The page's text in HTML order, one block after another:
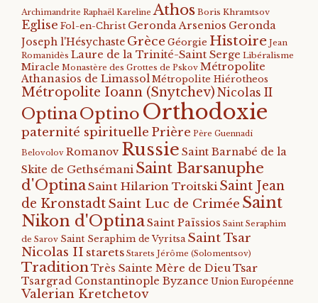
Archimandrite Raphaël Kareline Athos Boris Khramtsov
Eglise Fol-en-Christ Geronda Arsenios Geronda
Joseph l'Hésychaste Grèce Géorgie Histoire Jean
Romanidès Laure de la Trinité-Saint Serge Libéralisme
Miracle Monastère des Grottes de Pskov Métropolite
Athanasios de Limassol Métropolite Hiérotheos
Métropolite Ioann (Snytchev) Nicolas II
OptinaOptino Orthodoxie
paternité spirituelle Prière Père Guennadi
Belovolov Romanov Russie Saint Barnabé de la
Skite de Gethsémani Saint Barsanuphe
d'OptinaSaint Hilarion Troitski Saint Jean
de KronstadtSaint Luc de Crimée Saint
Nikon d'OptinaSaint Païssios Saint Seraphim
de Sarov Saint Seraphim de Vyritsa Saint Tsar
Nicolas II starets Starets Jérôme (Solomentsov)
TraditionTrès Sainte Mère de DieuTsar
Tsargrad Constantinople Byzance Union Européenne
Valerian Kretchetov